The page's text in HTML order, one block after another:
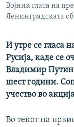
Војник гласа на
Ленинградската
И утре се гласа
Русија, каде се
Владимир Путин
шест години.
учество во
Во текот на